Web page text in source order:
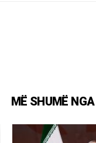
MË SHUMË